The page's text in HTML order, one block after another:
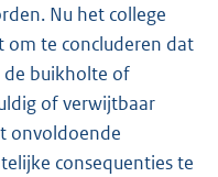
Nu het college
te concluderen dat
de buikholte of
of verwijtbaar
onvoldoende
consequenties te